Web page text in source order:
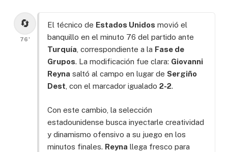
🔄
76'
El técnico de Estados Unidos movió el
banquillo en el minuto 76 del partido ante
Turquía , correspondiente a la Fase de
Grupos. La modificación fue clara: Giovanni
Reyna saltó al campo en lugar de Sergiño
Dest , con el marcador igualado 2-2.
Con este cambio, la selección
estadounidense busca inyectarle creatividad
y dinamismo ofensivo a su juego en los
minutos finales. Reyna llega fresco para